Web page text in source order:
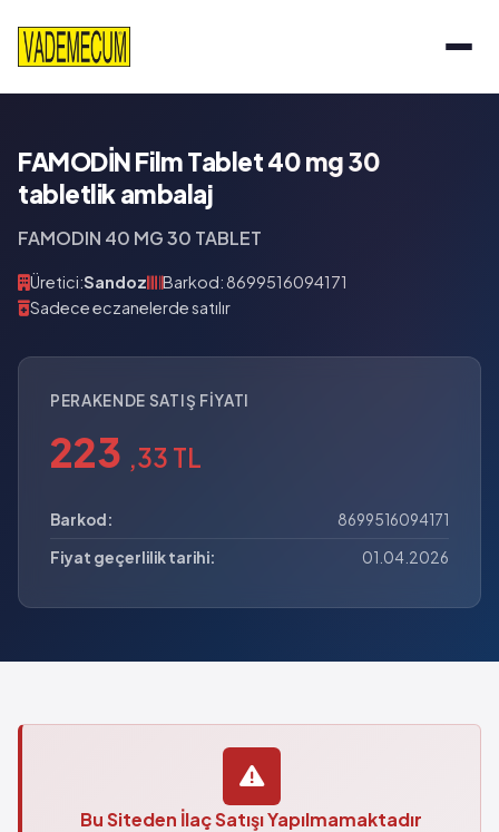
FAMODİN Film Tablet 40 mg 30
tabletlik ambalaj
FAMODIN 40 MG 30 TABLET
Üretici:Sandoz
Barkod: 8699516094171
Sadece eczanelerde satılır
PERAKENDE SATIŞ FIYATI
223 ,33 TL
Barkod:
8699516094171
Fiyat geçerlilik tarihi:
01.04.2026
Bu Siteden İlaç Satışı Yapılmamaktadır